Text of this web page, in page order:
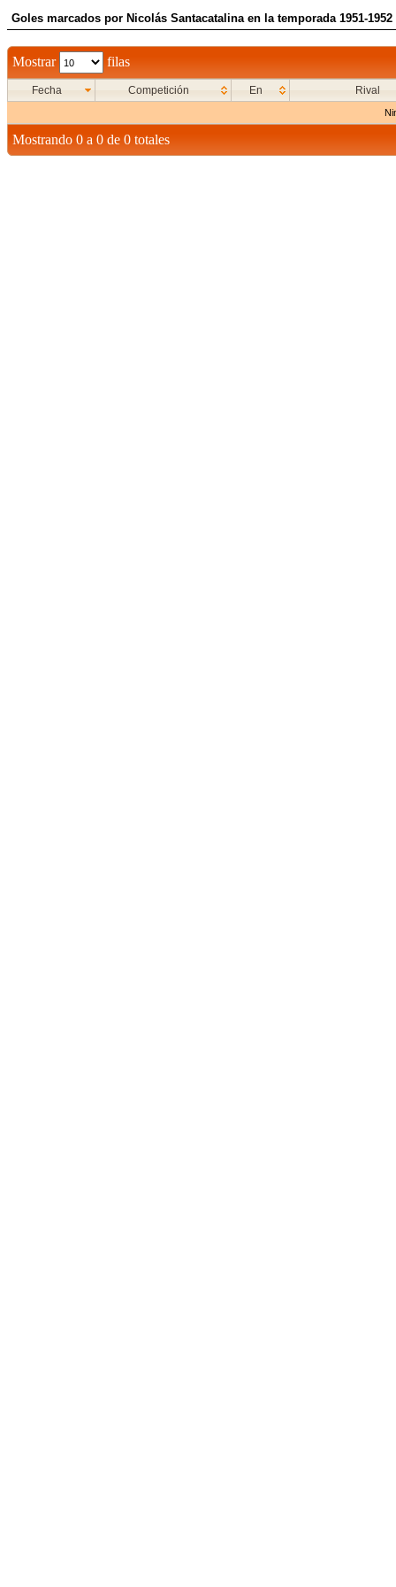
Goles marcados por Nicolás Santacatalina en la temporada 1951-1952
Mostrar filas
Fecha Competición En Rival
Mostrando 0 a 0 de 0 totales